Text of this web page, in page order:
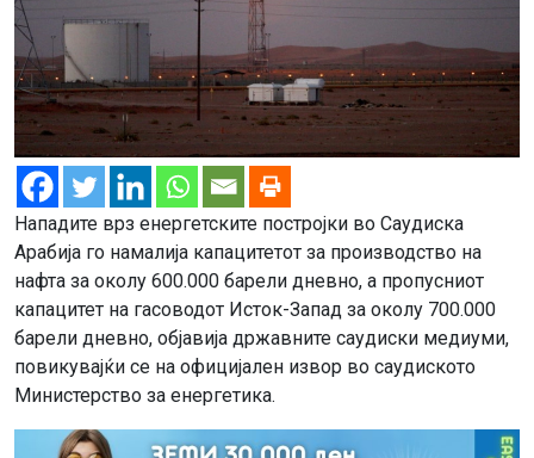
Нападите врз енергетските постројки во Саудиска
Арабија го намалија капацитетот за производство на
нафта за околу 600.000 барели дневно, а пропусниот
капацитет на гасоводот Исток-Запад за околу 700.000
барели дневно, објавија државните саудиски медиуми,
повикувајќи се на официјален извор во саудиското
Министерство за енергетика.